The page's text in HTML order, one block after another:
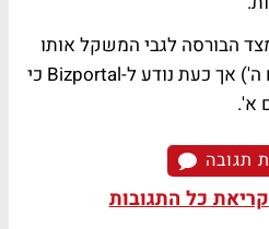
הבורסה לגבי המשקל אותו
תקבל מיילן ייצא הערב (יום ה') אך כעת נודע ל-Bizportal כי
א'.
תגובה
כל התגובות